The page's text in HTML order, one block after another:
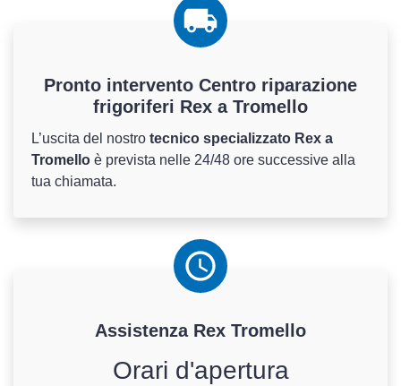
Pronto intervento Centro riparazione
frigoriferi Rex a Tromello
L’uscita del nostro tecnico specializzato Rex a
Tromello è prevista nelle 24/48 ore successive alla
tua chiamata.
Assistenza Rex Tromello
Orari d'apertura